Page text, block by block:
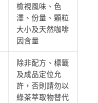
檢視風味、色
澤、份量、顆粒
大小及天然咖啡
因含量
除非配方、標籤
及成品定位允
許，否則請勿以
綠茶萃取物替代